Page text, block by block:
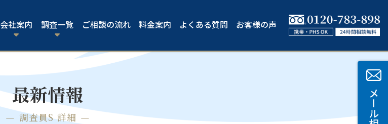
会社案内 調査一覧 ご相談の流れ 料金案内 よくある質問 お客様の声
最新情報
調査員S 詳細